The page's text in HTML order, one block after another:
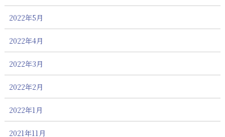
2022年5月
2022年4月
2022年3月
2022年2月
2022年1月
2021年11月